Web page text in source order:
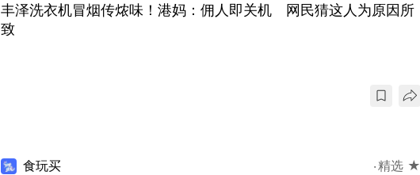
丰泽洗衣机冒烟传㶶味！港妈：佣人即关机 网民猜这人为原因所
致
食玩买 精选 ★